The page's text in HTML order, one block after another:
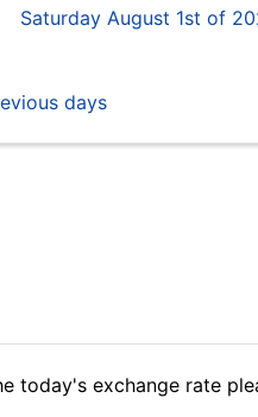
Saturday August 1st of
days
today's exchange rate